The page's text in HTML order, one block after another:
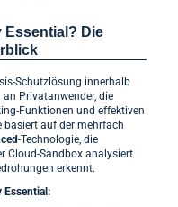
Essential? Die
Schutzlösung innerhalb
Privatanwender, die
Funktionen und effektiven
basiert auf der mehrfach
-Technologie, die
Cloud-Sandbox analysiert
erkennt.
Essential: